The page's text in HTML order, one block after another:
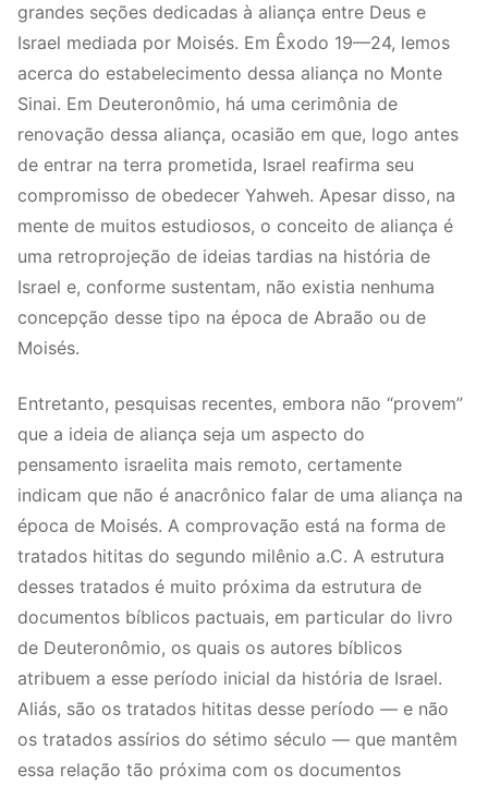
grandes seções dedicadas à aliança entre Deus e
Israel mediada por Moisés. Em Êxodo 19—24, lemos
acerca do estabelecimento dessa aliança no Monte
Sinai. Em Deuteronômio, há uma cerimônia de
renovação dessa aliança, ocasião em que, logo antes
de entrar na terra prometida, Israel reafirma seu
compromisso de obedecer Yahweh. Apesar disso, na
mente de muitos estudiosos, o conceito de aliança é
uma retroprojeção de ideias tardias na história de
Israel e, conforme sustentam, não existia nenhuma
concepção desse tipo na época de Abraão ou de
Moisés.
Entretanto, pesquisas recentes, embora não “provem”
que a ideia de aliança seja um aspecto do
pensamento israelita mais remoto, certamente
indicam que não é anacrônico falar de uma aliança na
época de Moisés. A comprovação está na forma de
tratados hititas do segundo milênio a.C. A estrutura
desses tratados é muito próxima da estrutura de
documentos bíblicos pactuais, em particular do livro
de Deuteronômio, os quais os autores bíblicos
atribuem a esse período inicial da história de Israel.
Aliás, são os tratados hititas desse período — e não
os tratados assírios do sétimo século — que mantêm
essa relação tão próxima com os documentos